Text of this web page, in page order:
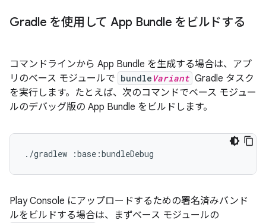
Gradle を使用して App Bundle をビルドする
コマンドラインから App Bundle を生成する場合は、アプ
リのベース モジュールで bundle Variant Gradle タスク
を実行します。たとえば、次のコマンドでベース モジュー
ルのデバッグ版の App Bundle をビルドします。
Play Console にアップロードするための署名済みバンド
ルをビルドする場合は、まずベース モジュールの